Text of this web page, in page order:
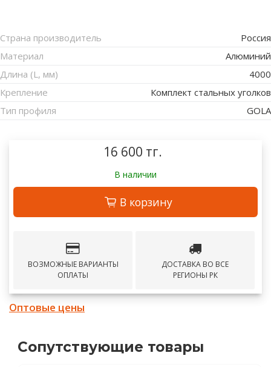
Страна производитель
Россия
Материал
Алюминий
Длина (L, мм)
4000
Крепление
Комплект стальных уголков
Тип профиля
GOLA
16 600 тг.
В наличии
В корзину
ВОЗМОЖНЫЕ ВАРИАНТЫ
ОПЛАТЫ
ДОСТАВКА ВО ВСЕ
РЕГИОНЫ РК
Оптовые цены
Сопутствующие товары